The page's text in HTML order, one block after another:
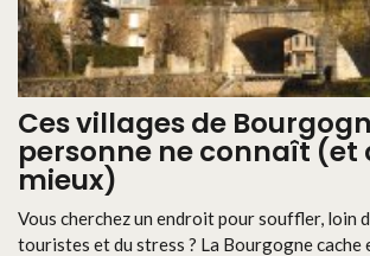
Ces villages de
personne ne connaît (et
mieux)
Vous cherchez un endroit pour souffler, loin
touristes et du stress ? La Bourgogne cache